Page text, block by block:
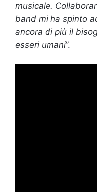
musicale.
band mi ha spinto
ancora di più il
esseri umani”.